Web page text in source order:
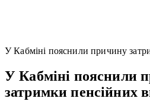
У Кабміні пояснили причину
У Кабміні пояснили
затримки пенсійних